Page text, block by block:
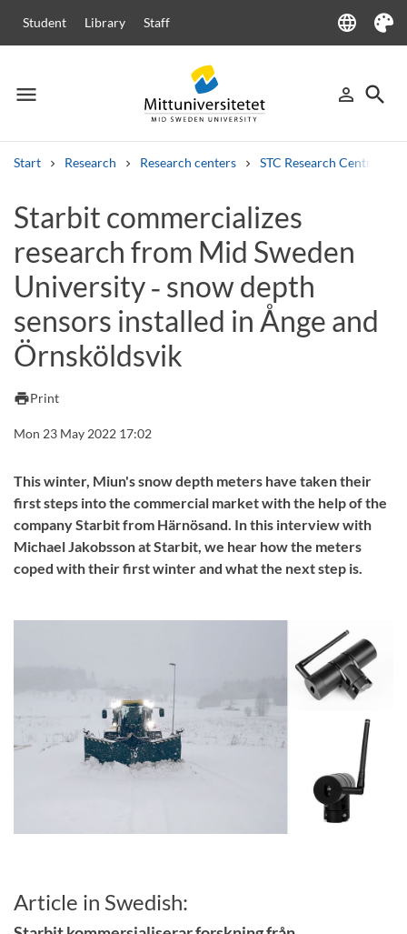
Student Library Staff language
Language
Theme
menu
Menu person_outline
Sign in
search
Start Research Research centers STC Research Centre
Other search services
Courses and programmesSyllabus Welcome lettersStaff
Job vacancies
Starbit commercializes
research from Mid Sweden
University ‑ snow depth
sensors installed in Ånge and
Örnsköldsvik
printPrint
Mon 23 May 2022 17:02
This winter, Miun's snow depth meters have taken their
first steps into the commercial market with the help of the
company Starbit from Härnösand. In this interview with
Michael Jakobsson at Starbit, we hear how the meters
coped with their first winter and what the next step is.
Article in Swedish: